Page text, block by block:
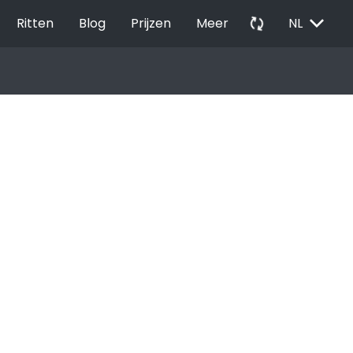
Ritten Blog Prijzen Meer autorenew NL EXPAND_MORE